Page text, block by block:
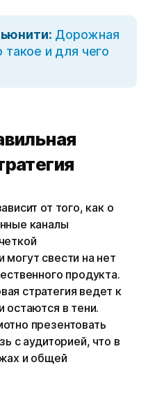
Дорожная
такое и для чего
от того, как о
каналы
могут свести на нет
продукта.
стратегия ведет к
в тени.
презентовать
с аудиторией, что в
и общей